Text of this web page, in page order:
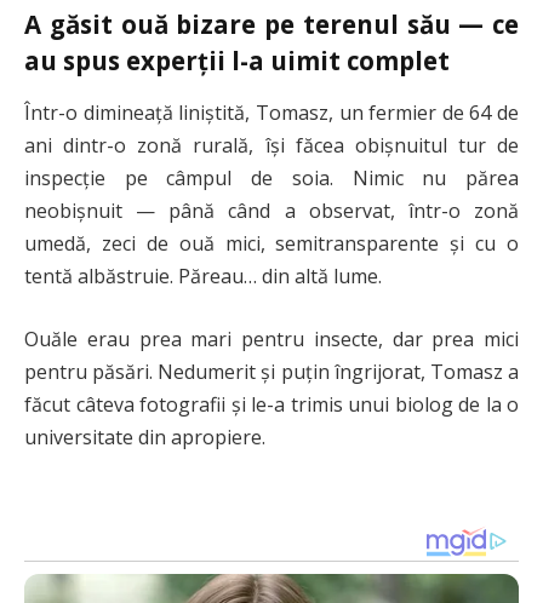
A găsit ouă bizare pe terenul său — ce
au spus experții l-a uimit complet
Într-o dimineață liniștită, Tomasz, un fermier de 64 de
ani dintr-o zonă rurală, își făcea obișnuitul tur de
inspecție pe câmpul de soia. Nimic nu părea
neobișnuit — până când a observat, într-o zonă
umedă, zeci de ouă mici, semitransparente și cu o
tentă albăstruie. Păreau… din altă lume.
Ouăle erau prea mari pentru insecte, dar prea mici
pentru păsări. Nedumerit și puțin îngrijorat, Tomasz a
făcut câteva fotografii și le-a trimis unui biolog de la o
universitate din apropiere.